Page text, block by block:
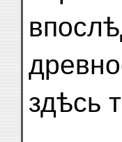
здѣсь